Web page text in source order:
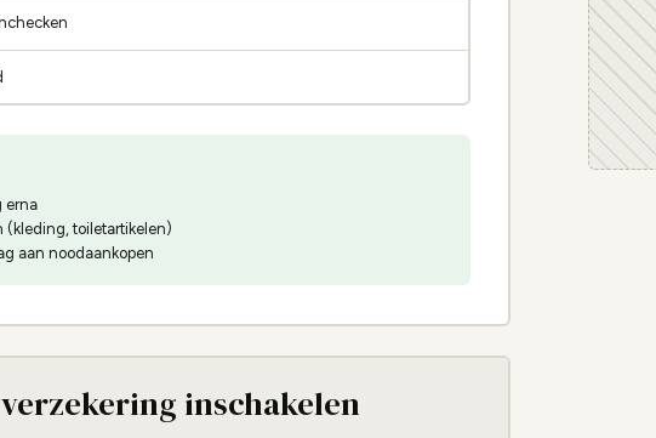
erna
(kleding, toiletartikelen)
aan noodaankopen
inschakelen